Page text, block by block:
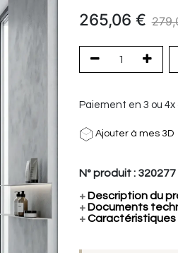
265,06 €
Paiement en 3 ou 4x
Ajouter à mes 3D
N° produit : 320277
+Description du
+Documents
+Caractéristiques